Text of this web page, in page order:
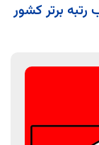
برتر کشور